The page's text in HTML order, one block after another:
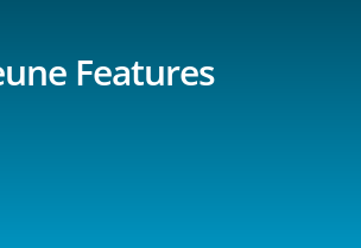
Features